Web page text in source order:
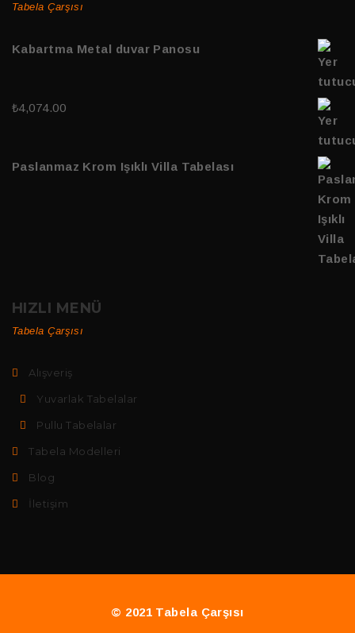
Tabela Çarşısı
Kabartma Metal duvar Panosu
₺4,074.00
Paslanmaz Krom Işıklı Villa Tabelası
HIZLI MENÜ
Tabela Çarşısı
Alışveriş
Yuvarlak Tabelalar
Pullu Tabelalar
Tabela Modelleri
Blog
İletişim
© 2021 Tabela Çarşısı